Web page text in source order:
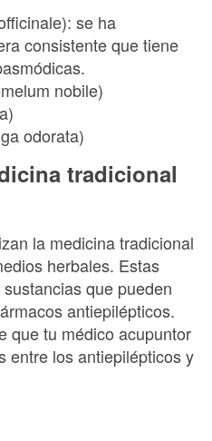
se ha
consistente que tiene
nobile)
odorata)
tradicional
la medicina tradicional
herbales. Estas
que pueden
antiepilépticos.
que tu médico acupuntor
entre los antiepilépticos y